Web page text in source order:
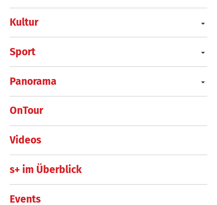
Kultur
Sport
Panorama
OnTour
Videos
s+ im Überblick
Events